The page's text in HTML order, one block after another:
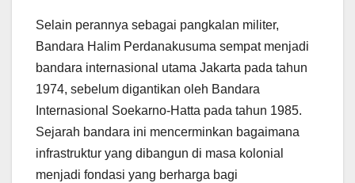
Selain perannya sebagai pangkalan militer,
Bandara Halim Perdanakusuma sempat menjadi
bandara internasional utama Jakarta pada tahun
1974, sebelum digantikan oleh Bandara
Internasional Soekarno-Hatta pada tahun 1985.
Sejarah bandara ini mencerminkan bagaimana
infrastruktur yang dibangun di masa kolonial
menjadi fondasi yang berharga bagi